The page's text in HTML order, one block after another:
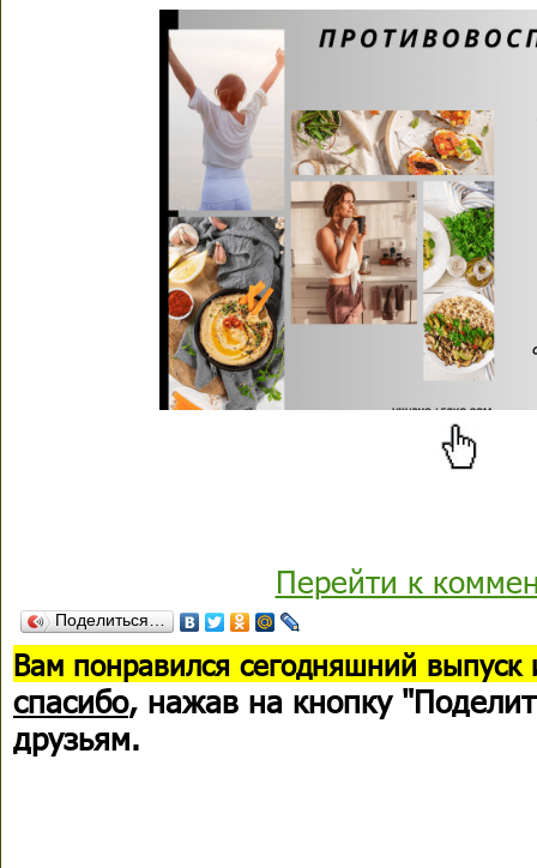
Перейти к
Поделиться…
Вам понравился сегодняшний выпуск
спасибо, нажав на кнопку
друзьям.